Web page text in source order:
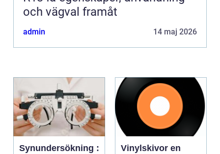
och vägval framåt
admin 14 maj 2026
Synundersökning :
Vinylskivor en